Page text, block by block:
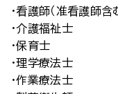
・看護師（准看護師
・介護福祉
・保育士
・理学療法士
・作業療法